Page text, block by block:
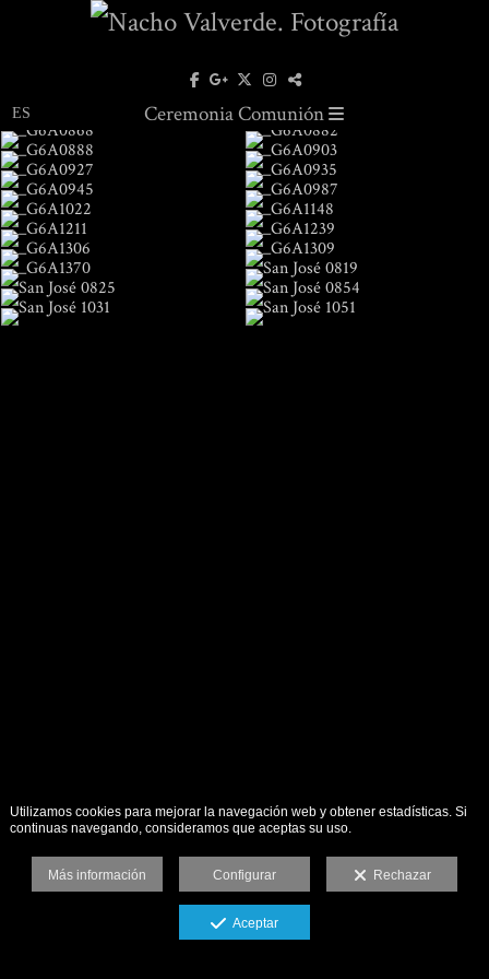
Ceremonia Comunión
Utilizamos cookies para mejorar la navegación web y obtener estadísticas. Si
continuas navegando, consideramos que aceptas su uso.
Más información Configurar Rechazar
Aceptar